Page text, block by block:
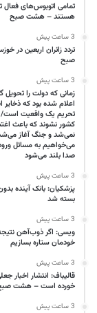
تمامی اتوبوس‌های فعال
هستند – هشت صبح
3 ساعت پیش
صبح
3 ساعت پیش
زمانی که دولت را تحویل
اعلام شده بود که
تحریم یک واقعیت است/
کشور نشوند که باعث
نمی‌شد و جنگ آغاز
می‌خواهیم به مسائل
صدا بلند می‌شود
3 ساعت پیش
پزشکیان: بانک آینده
بسته شد
3 ساعت پیش
ویسی: اگر ذوب‌آهن
خودمان ستاره بسازیم
3 ساعت پیش
قالیباف: انتشار
خورده است – هشت
3 ساعت پیش